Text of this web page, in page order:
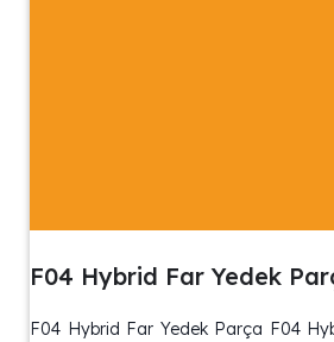
F04 Hybrid Far Yedek
F04 Hybrid Far Yedek Parça F04